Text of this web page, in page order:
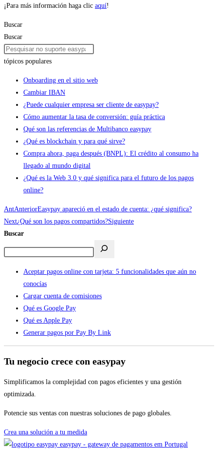
¡Para más información haga clic aquí!
Buscar
Buscar
tópicos populares
Onboarding en el sitio web
Cambiar IBAN
¿Puede cualquier empresa ser cliente de easypay?
Cómo aumentar la tasa de conversión: guía práctica
Qué son las referencias de Multibanco easypay
¿Qué es blockchain y para qué sirve?
Compra ahora, paga después (BNPL): El crédito al consumo ha
llegado al mundo digital
¿Qué es la Web 3.0 y qué significa para el futuro de los pagos
online?
AntAnteriorEasypay apareció en el estado de cuenta: ¿qué significa?
Next¿Qué son los pagos compartidos?Siguiente
Buscar
Aceptar pagos online con tarjeta: 5 funcionalidades que aún no
conocías
Cargar cuenta de comisiones
Qué es Google Pay
Qué es Apple Pay
Generar pagos por Pay By Link
Tu negocio crece con easypay
Simplificamos la complejidad con pagos eficientes y una gestión
optimizada.
Potencie sus ventas con nuestras soluciones de pago globales.
Crea una solución a tu medida
easypay - gateway de pagamentos em Portugal